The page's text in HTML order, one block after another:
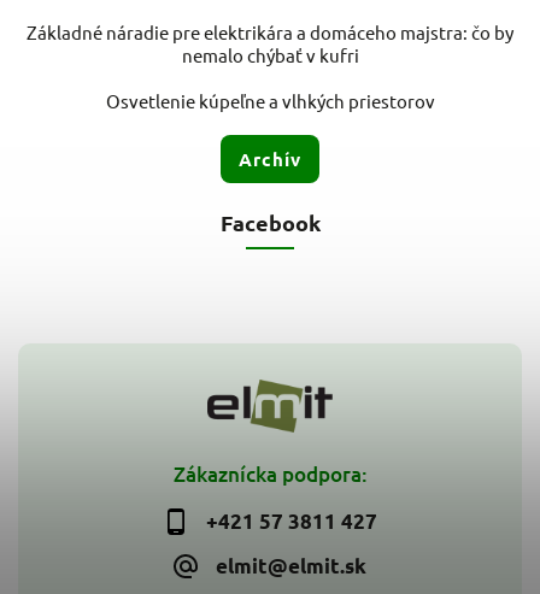
Zákaznícka podpora:
+421 57 3811 427
elmit@elmit.sk
Základné náradie pre elektrikára a domáceho majstra: čo by
nemalo chýbať v kufri
Osvetlenie kúpeľne a vlhkých priestorov
Archív
Facebook